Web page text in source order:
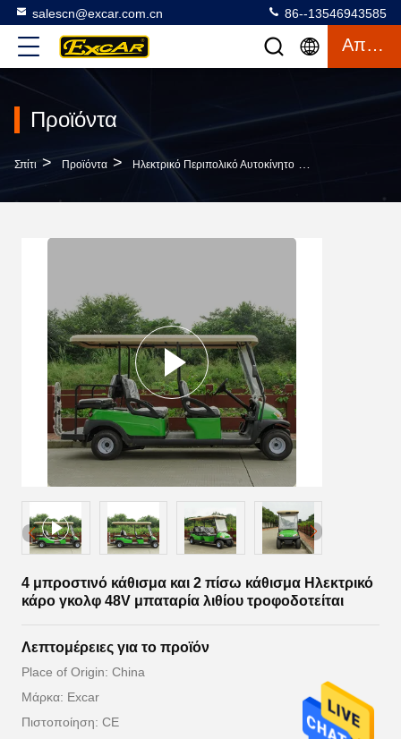
salescn@excar.com.cn 86--13546943585
Απόσπασμα
Προϊόντα
Σπίτι > Προϊόντα > Ηλεκτρικό Περιπολικό Αυτοκίνητο >
4 μπροστινό κάθισμα και 2 πίσω κάθισμα Ηλεκτρικό
κάρο γκολφ 48V μπαταρία λιθίου τροφοδοτείται
Λεπτομέρειες για το προϊόν
Place of Origin: China
Μάρκα: Excar
Πιστοποίηση: CE